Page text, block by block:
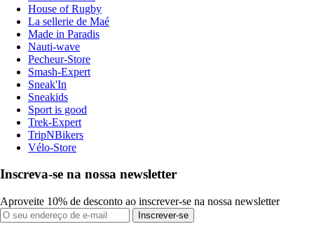
House of Rugby
La sellerie de Maé
Made in Paradis
Nauti-wave
Pecheur-Store
Smash-Expert
Sneak'In
Sneakids
Sport is good
Trek-Expert
TripNBikers
Vélo-Store
Inscreva-se na nossa newsletter
Aproveite 10% de desconto ao inscrever-se na nossa newsletter
Inscrever-se